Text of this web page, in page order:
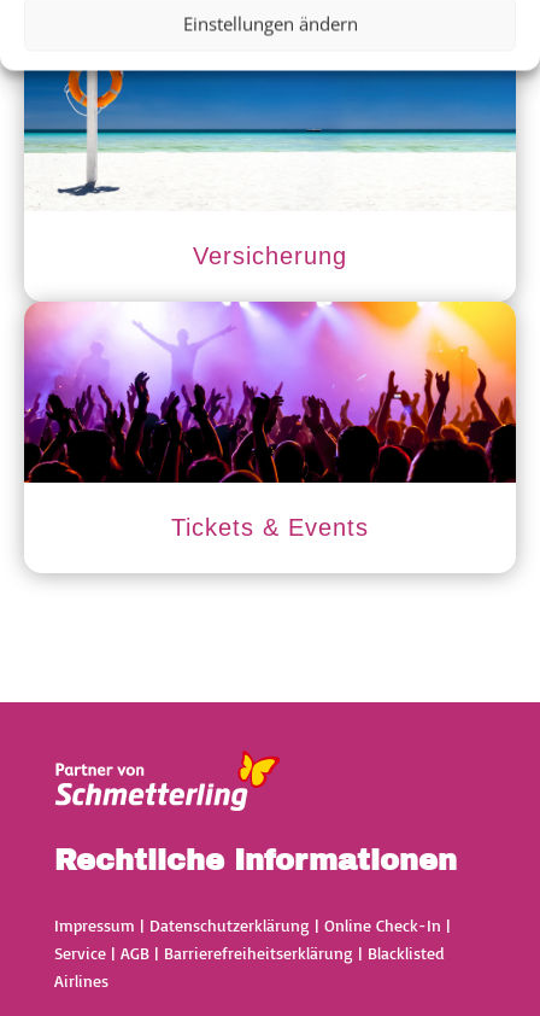
Einstellungen ändern
Versicherung
Tickets & Events
Rechtliche Informationen
Impressum | Datenschutzerklärung | Online Check-In |
Service| AGB| Barrierefreiheitserklärung | Blacklisted
Airlines